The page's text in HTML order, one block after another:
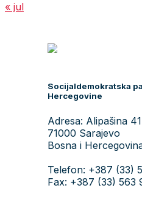
« jul
Socijaldemokratska
Hercegovine
Adresa: Alipašina 41
71000 Sarajevo
Bosna i
Telefon: +387 (33)
Fax: +387 (33) 563